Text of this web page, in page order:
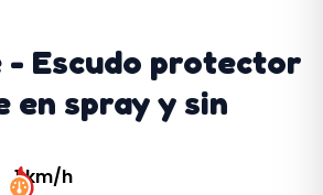
- Escudo protector
en spray y sin
1km/h